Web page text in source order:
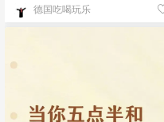
德国吃喝玩乐